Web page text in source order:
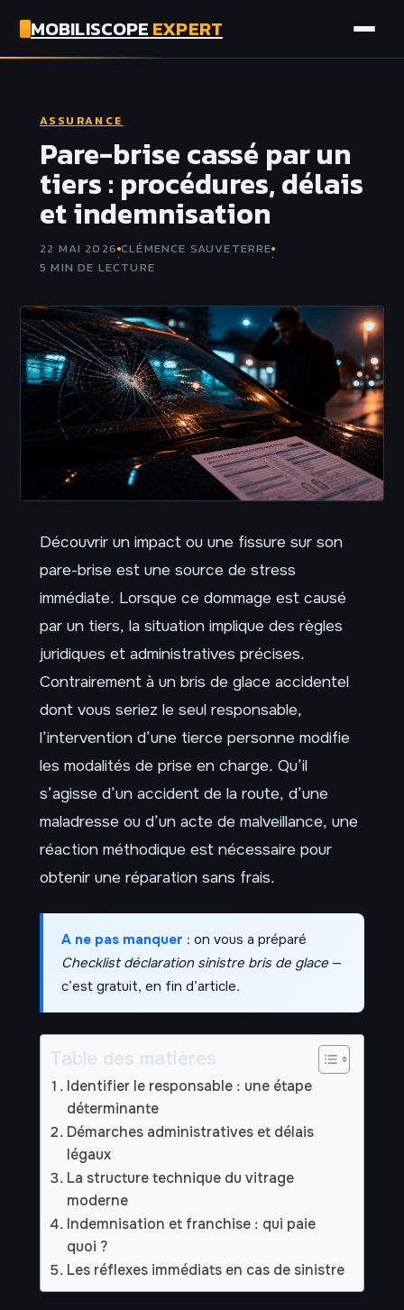
MOBILISCOPEEXPERT
ASSURANCE
ASSURANCE
Pare-brise cassé par un
tiers : procédures, délais
et indemnisation
22 MAI 2026·CLÉMENCE SAUVETERRE·
5 MIN DE LECTURE
Découvrir un impact ou une fissure sur son
pare-brise est une source de stress
immédiate. Lorsque ce dommage est causé
par un tiers, la situation implique des règles
juridiques et administratives précises.
Contrairement à un bris de glace accidentel
dont vous seriez le seul responsable,
l’intervention d’une tierce personne modifie
les modalités de prise en charge. Qu’il
s’agisse d’un accident de la route, d’une
maladresse ou d’un acte de malveillance, une
réaction méthodique est nécessaire pour
obtenir une réparation sans frais.
A ne pas manquer : on vous a préparé
Checklist déclaration sinistre bris de glace —
c’est gratuit, en fin d’article.
Table des matières
Identifier le responsable : une étape
déterminante
Démarches administratives et délais
légaux
La structure technique du vitrage
moderne
Indemnisation et franchise : qui paie
quoi ?
Les réflexes immédiats en cas de sinistre